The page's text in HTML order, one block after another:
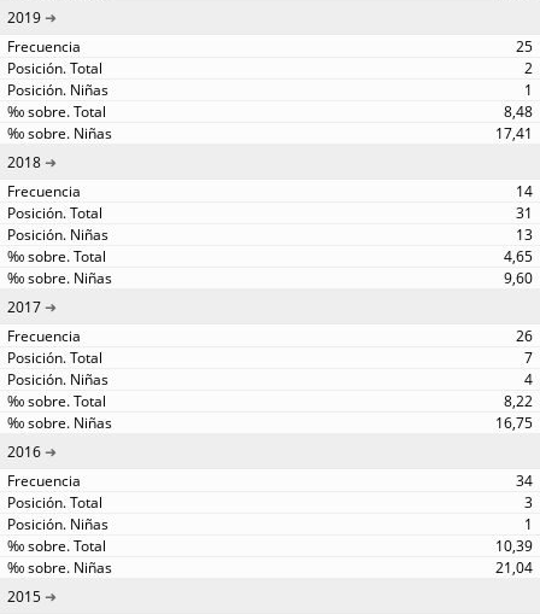
2019
25
2
1
8,48
17,41
2018
14
31
13
4,65
9,60
2017
26
7
4
8,22
16,75
2016
34
3
1
10,39
21,04
2015